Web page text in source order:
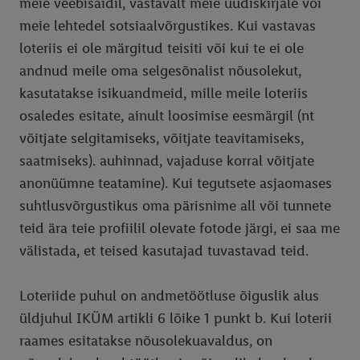
meie lehtedel sotsiaalvõrgustikes. Kui vastavas
loteriis ei ole märgitud teisiti või kui te ei ole
andnud meile oma selgesõnalist nõusolekut,
kasutatakse isikuandmeid, mille meile loteriis
osaledes esitate, ainult loosimise eesmärgil (nt
võitjate selgitamiseks, võitjate teavitamiseks,
saatmiseks). auhinnad, vajaduse korral võitjate
anonüümne teatamine). Kui tegutsete asjaomases
suhtlusvõrgustikus oma pärisnime all või tunnete
teid ära teie profiilil olevate fotode järgi, ei saa me
välistada, et teised kasutajad tuvastavad teid.
Loteriide puhul on andmetöötluse õiguslik alus
üldjuhul IKÜM artikli 6 lõike 1 punkt b. Kui loterii
raames esitatakse nõusolekuavaldus, on